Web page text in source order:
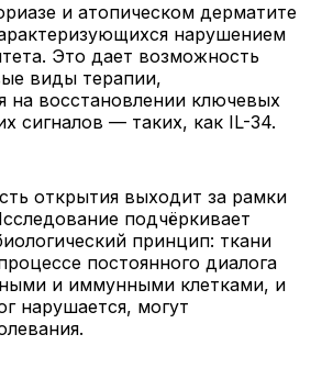
и атопическом дерматите
нарушением
Это дает возможность
виды терапии,
на восстановлении ключевых
сигналов — таких, как IL-34.
открытия выходит за рамки
подчёркивает
принцип: ткани
постоянного диалога
и иммунными клетками, и
нарушается, могут